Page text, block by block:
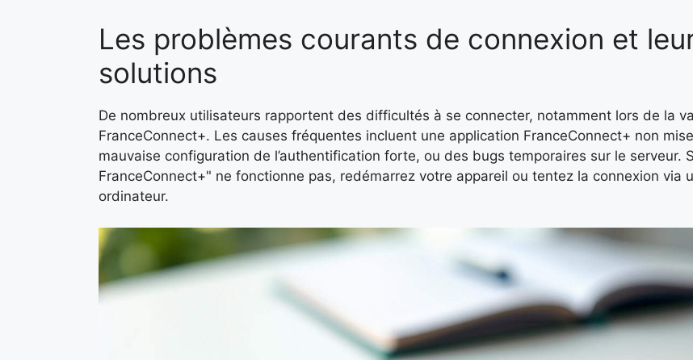
Les problèmes courants de connexion et
solutions
De nombreux utilisateurs rapportent des difficultés à se connecter, notamment lors de la
FranceConnect+. Les causes fréquentes incluent une application FranceConnect+ non
mauvaise configuration de l’authentification forte, ou des bugs temporaires sur le serveur.
FranceConnect+" ne fonctionne pas, redémarrez votre appareil ou tentez la connexion via
ordinateur.